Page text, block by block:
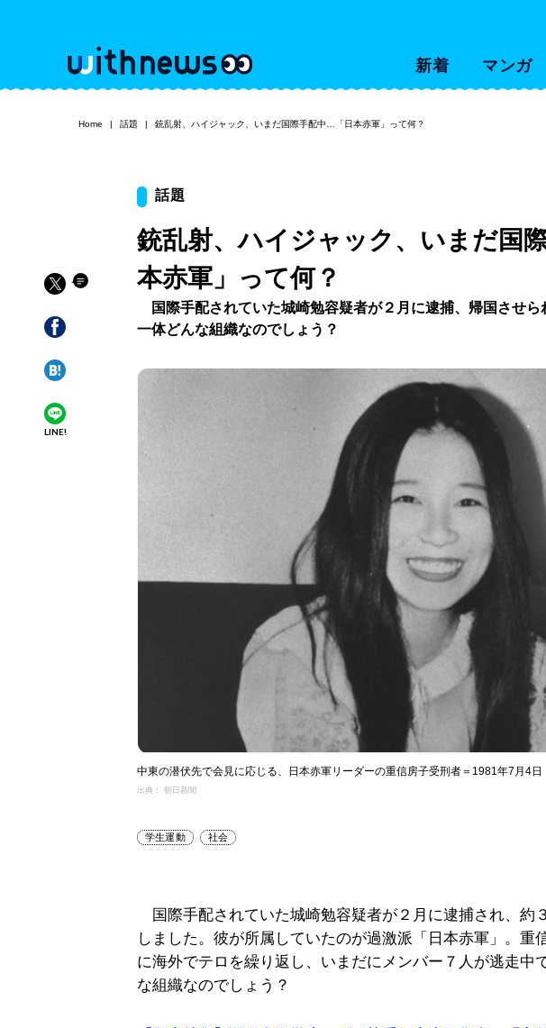
新着 マンガ
Home 話題 銃乱射、ハイジャック、いまだ国際手配中…「日本赤軍」って何？
LINE!
話題
銃乱射、ハイジャック、いまだ国
本赤軍」って何？
国際手配されていた城崎勉容疑者が２月に逮捕、帰国させら
一体どんな組織なのでしょう？
中東の潜伏先で会見に応じる、日本赤軍リーダーの重信房子受刑者＝1981年7月4日
出典： 朝日新聞
学生運動 社会
国際手配されていた城崎勉容疑者が２月に逮捕され、約
しました。彼が所属していたのが過激派「日本赤軍」。重
に海外でテロを繰り返し、いまだにメンバー７人が逃走中
な組織なのでしょう？